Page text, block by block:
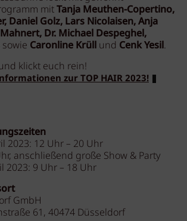
mitTanja Meuthen-Copertino,
Daniel Golz, Lars Nicolaisen, Anja
Dr. Michael Despeghel,
sowie Caronline Krüll und Cenk Yesil.
klickt euch rein!
zur TOP HAIR 2023!
2023: 12 Uhr – 20 Uhr
anschließend große Show & Party
2023: 9 Uhr – 18 Uhr
GmbH
61, 40474 Düsseldorf